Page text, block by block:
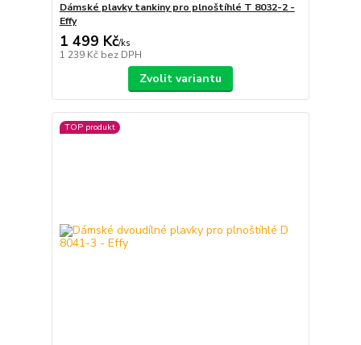
Dámské plavky tankiny pro plnoštíhlé T 8032-2 -
Effy
1 499 Kč/ks
1 239 Kč bez DPH
Zvolit variantu
TOP produkt